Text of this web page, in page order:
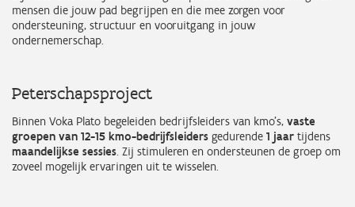
mensen die jouw pad begrijpen en die mee zorgen voor
ondersteuning, structuur en vooruitgang in jouw
ondernemerschap.
Peterschapsproject
Binnen Voka Plato begeleiden bedrijfsleiders van kmo's, vaste
groepen van 12-15 kmo-bedrijfsleiders gedurende 1 jaar tijdens
maandelijkse sessies. Zij stimuleren en ondersteunen de groep om
zoveel mogelijk ervaringen uit te wisselen.